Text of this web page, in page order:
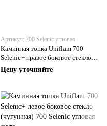
Артикул: 700 Selenic угловая
Каминная топка Uniflam 700
Selenic+ правое боковое стекло
(чугунная)
Цену уточняйте